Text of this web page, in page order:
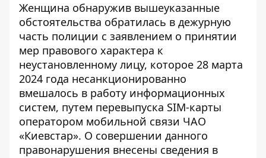
Женщина обнаружив вышеуказанные
обстоятельства обратилась в дежурную
часть полиции с заявлением о принятии
мер правового характера к
неустановленному лицу, которое 28 марта
2024 года несанкционированно
вмешалось в работу информационных
систем, путем перевыпуска SIM-карты
оператором мобильной связи ЧАО
«Киевстар». О совершении данного
правонарушения внесены сведения в